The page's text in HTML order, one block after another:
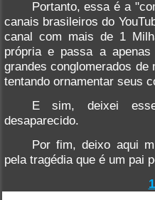
Portanto, essa é a
canais brasileiros do
canal com mais de 1
própria e passa a
grandes conglomerados
tentando ornamentar seus
E sim, deixei
desaparecido.
Por fim, deixo aqui
pela tragédia que é um pai